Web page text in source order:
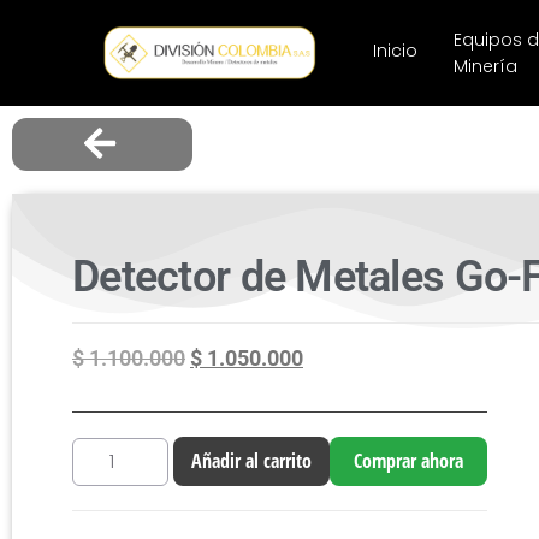
Inicio
Equipos
Minería
Detector de Metales Go-
$1.100.000 $ 1.050.000
Añadir al carrito Comprar ahora